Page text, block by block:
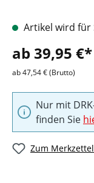
Artikel wird für
ab 39,95 €*
ab 47,54 € (Brutto)
Nur mit
finden Sie
Zum